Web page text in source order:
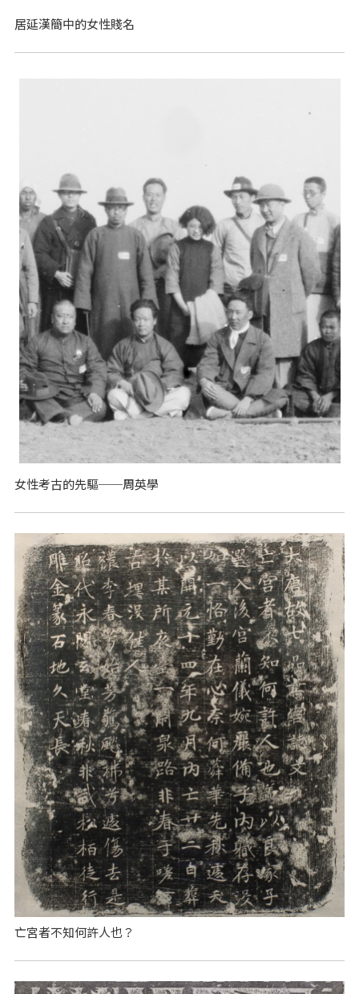
居延漢簡中的女性賤名
女性考古的先驅──周英學
亡宮者不知何許人也？